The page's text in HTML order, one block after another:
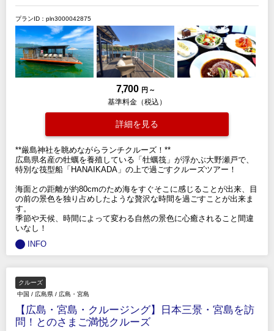
プランID：pln3000042875
7,700 円 ～
基準料金（税込）
詳細を見る
**厳島神社を眺めながらランチクルーズ！**
広島県名産の牡蠣を養殖している「牡蠣筏」が浮かぶ大野瀬戸で、
特別な筏型船「HANAIKADA」の上で過ごすクルーズツアー！
海面との距離が約80cmのため海をすぐそこに感じることが出来、目
の前の景色を独り占めしたような贅沢な時間を過ごすことが出来ま
す。
季節や天候、時間によって変わる自然の景色に心癒されること間違
いなし！
INFO
クルーズ
中国 / 広島県 / 広島・宮島
【広島・宮島・クルージング】日本三景・宮島を訪
問！とのさまご満悦クルーズ